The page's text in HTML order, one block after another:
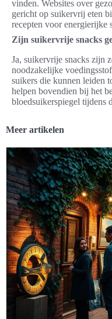
vinden. Websites over
gericht op suikervrij eten
recepten voor energierijke
Zijn suikervrije snacks
Ja, suikervrije snacks zijn
noodzakelijke
suikers die kunnen leiden
helpen bovendien bij het
bloedsuikerspiegel tijdens
Meer artikelen